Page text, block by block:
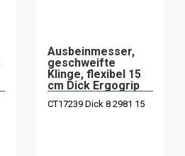
Ausbeinmesser,
geschweifte
Klinge, flexibel 15
cm Dick Ergogrip
CT17239 Dick 8 2981 15